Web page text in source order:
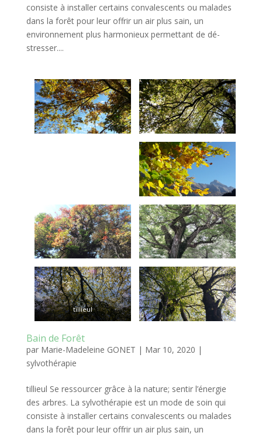
consiste à installer certains convalescents ou malades
dans la forêt pour leur offrir un air plus sain, un
environnement plus harmonieux permettant de dé-
stresser....
tillieul
Bain de Forêt
par Marie-Madeleine GONET | Mar 10, 2020 |
sylvothérapie
tillieul Se ressourcer grâce à la nature; sentir l’énergie
des arbres. La sylvothérapie est un mode de soin qui
consiste à installer certains convalescents ou malades
dans la forêt pour leur offrir un air plus sain, un